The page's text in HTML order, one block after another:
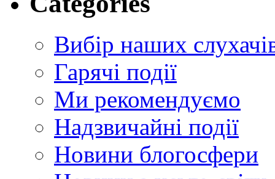
Вибір наших
Гарячі події
Ми рекомендуємо
Надзвичайні події
Новини блогосфери